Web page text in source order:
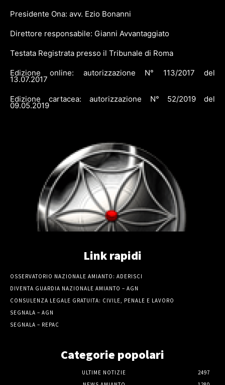
Presidente Ona: avv. Ezio Bonanni
Direttore responsabile: Gianni Avvantaggiato
Testata Registrata presso il Tribunale di Roma
Edizione online: autorizzazione N° 113/2017 del
13.07.2017
Edizione cartacea: autorizzazione N° 52/2019 del
09.05.2019
Link rapidi
OSSERVATORIO NAZIONALE AMIANTO: ADERISCI
DIVENTA GUARDIA NAZIONALE AMIANTO – AGN
CONSULENZA LEGALE GRATUITA: CIVILE, PENALE E LAVORO
SEGNALA – AGN
SEGNALA – REPAC
Categorie popolari
ULTIME NOTIZIE
2497